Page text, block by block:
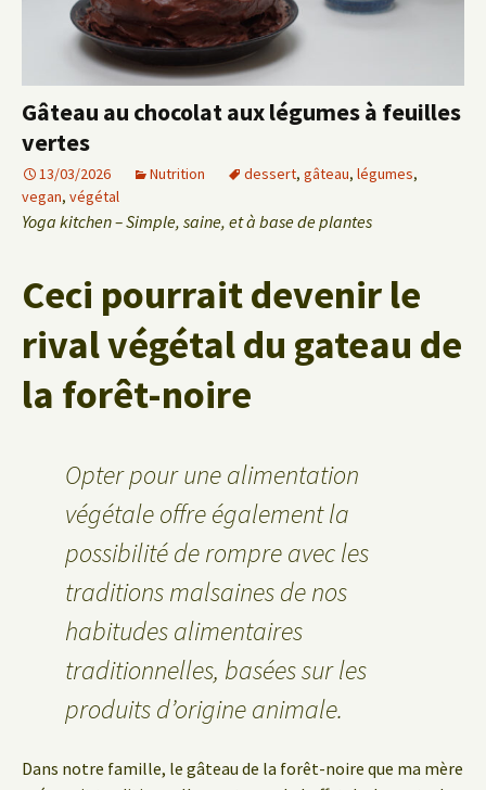
Gâteau au chocolat aux légumes à feuilles
vertes
13/03/2026 Nutrition dessert, gâteau, légumes,
vegan, végétal
Yoga kitchen – Simple, saine, et à base de plantes
Ceci pourrait devenir le
rival végétal du gateau de
la forêt-noire
Opter pour une alimentation
végétale offre également la
possibilité de rompre avec les
traditions malsaines de nos
habitudes alimentaires
traditionnelles, basées sur les
produits d’origine animale.
Dans notre famille, le gâteau de la forêt-noire que ma mère